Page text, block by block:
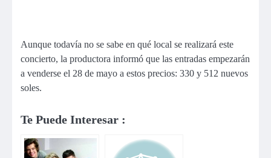
Aunque todavía no se sabe en qué local se realizará este
concierto, la productora informó que las entradas empezarán
a venderse el 28 de mayo a estos precios: 330 y 512 nuevos
soles.
Te Puede Interesar :